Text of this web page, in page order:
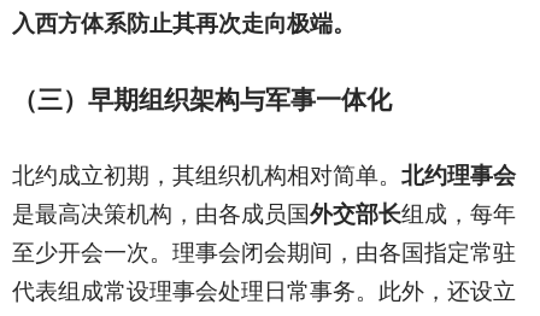
入西方体系防止其再次走向极端。
（三）早期组织架构与军事一体化
北约成立初期，其组织机构相对简单。 北约理事会
是最高决策机构，由各成员国外交部长组成，每年
至少开会一次。理事会闭会期间，由各国指定常驻
代表组成常设理事会处理日常事务。此外，还设立